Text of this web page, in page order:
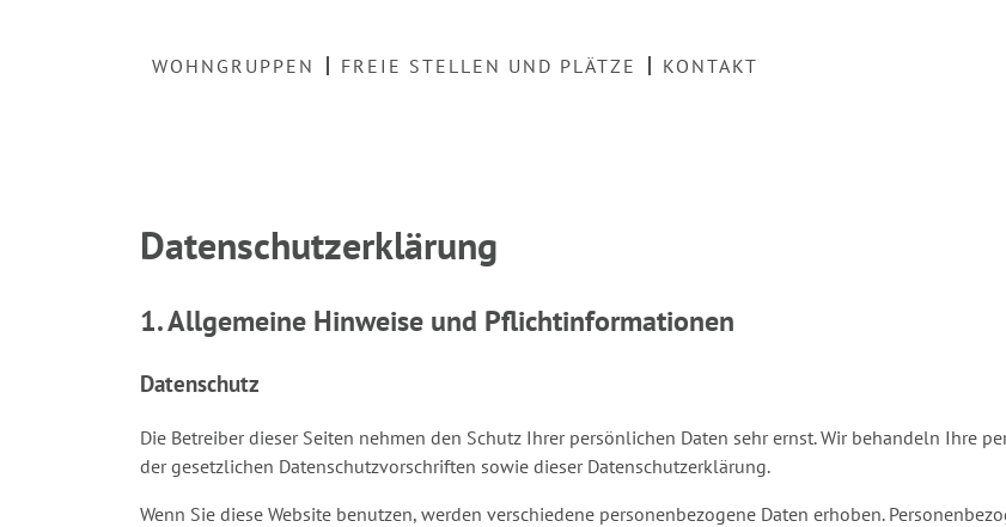
WOHNGRUPPEN FREIE STELLEN UND PLÄTZE KONTAKT
Datenschutzerklärung
1. Allgemeine Hinweise und Pflichtinformationen
Datenschutz
Die Betreiber dieser Seiten nehmen den Schutz Ihrer persönlichen Daten sehr ernst. Wir behandeln Ihre
der gesetzlichen Datenschutzvorschriften sowie dieser Datenschutzerklärung.
Wenn Sie diese Website benutzen, werden verschiedene personenbezogene Daten erhoben.